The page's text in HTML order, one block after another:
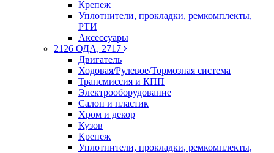
Крепеж
Уплотнители, прокладки, ремкомплекты,
РТИ
Аксессуары
2126 ОДА, 2717
Двигатель
Ходовая/Рулевое/Тормозная система
Трансмиссия и КПП
Электрооборудование
Салон и пластик
Хром и декор
Кузов
Крепеж
Уплотнители, прокладки, ремкомплекты,